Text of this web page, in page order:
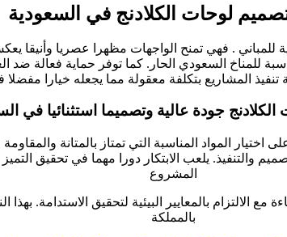
لوحات الكلادنج في السعودية
. فهي تمنح الواجهات مظهرا عصريا وأنيقا
السعودي الحار. كما توفر حماية فعالة ضد
المشاريع بتكلفة معقولة مما يجعله خيارا
جودة عالية وتصميما استثنائيا في
المواد المناسبة التي تمتاز بالمتانة
والتنفيذ. يلعب الابتكار دورا مهما في تحقيق
المشروع
الالتزام بالمعايير البيئية لتحقيق الاستدامة.
بالمملكة